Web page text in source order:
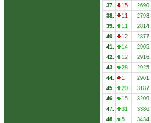
37. 15 2690.
38. 11 2793.
39. 11 2814.
40. 12 2877.
41. 14 2905.
42. 12 2916.
43. 28 2925.
44. 1 2961.
45. 20 3187.
46. 15 3209.
47. 31 3386.
48. 5 3434.